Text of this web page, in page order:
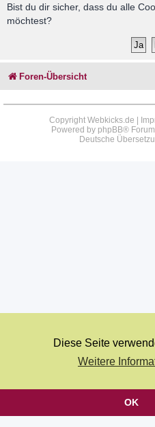
Diese Seite
Weitere
OK
Bist du dir sicher, dass du alle
möchtest?
Foren-Übersicht
Copyright Webkicks.de |
Powered by phpBB®
Deutsche